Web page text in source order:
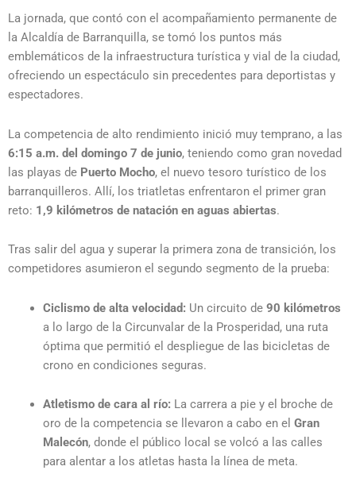
La jornada, que contó con el acompañamiento permanente de
la Alcaldía de Barranquilla, se tomó los puntos más
emblemáticos de la infraestructura turística y vial de la ciudad,
ofreciendo un espectáculo sin precedentes para deportistas y
espectadores.
La competencia de alto rendimiento inició muy temprano, a las
6:15 a.m. del domingo 7 de junio, teniendo como gran novedad
las playas de Puerto Mocho, el nuevo tesoro turístico de los
barranquilleros. Allí, los triatletas enfrentaron el primer gran
reto: 1,9 kilómetros de natación en aguas abiertas.
Tras salir del agua y superar la primera zona de transición, los
competidores asumieron el segundo segmento de la prueba:
Ciclismo de alta velocidad: Un circuito de 90 kilómetros
a lo largo de la Circunvalar de la Prosperidad, una ruta
óptima que permitió el despliegue de las bicicletas de
crono en condiciones seguras.
Atletismo de cara al río: La carrera a pie y el broche de
oro de la competencia se llevaron a cabo en el Gran
Malecón, donde el público local se volcó a las calles
para alentar a los atletas hasta la línea de meta.